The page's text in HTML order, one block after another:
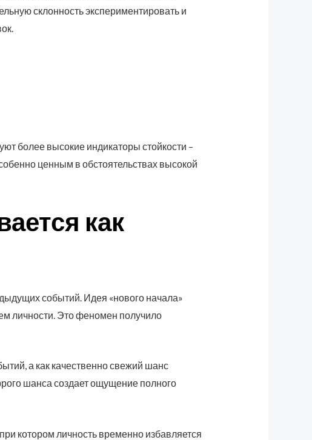
склонность экспериментировать и
более высокие индикаторы стойкости –
ценным в обстоятельствах высокой
как
событий. Идея «нового начала»
личности. Это феномен получило
а как качественно свежий шанс
шанса создает ощущение полного
котором личность временно избавляется